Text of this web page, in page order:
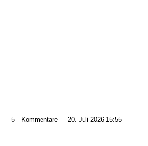
5 Kommentare — 20. Juli 2026 15:55